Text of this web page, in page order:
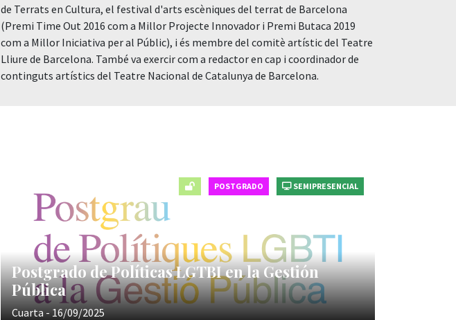
de Terrats en Cultura, el festival d'arts escèniques del terrat de Barcelona
(Premi Time Out 2016 com a Millor Projecte Innovador i Premi Butaca 2019
com a Millor Iniciativa per al Públic), i és membre del comitè artístic del Teatre
Lliure de Barcelona. També va exercir com a redactor en cap i coordinador de
continguts artístics del Teatre Nacional de Catalunya de Barcelona.
POSTGRADO SEMIPRESENCIAL
Postgrado de Políticas LGTBI en la Gestión
Pública
Cuarta - 16/09/2025